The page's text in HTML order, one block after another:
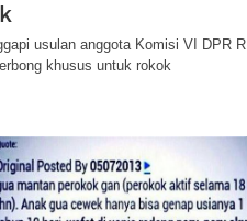
usulan anggota Komisi VI DPR RI
khusus untuk rokok